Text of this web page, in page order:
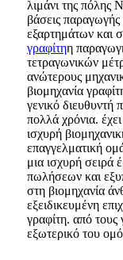
λιμάνι της πόλης
βάσεις
εξαρτημάτων και
γραφίτηη
τετραγωνικών
ανώτερους
βιομηχανία
γενικό διευθυντή
πολλά χρόνια.
ισχυρή
επαγγελματική
μια ισχυρή σειρά
πωλήσεων και
στη βιομηχανία
εξειδικευμένη
γραφίτη. από τους
εξωτερικό του